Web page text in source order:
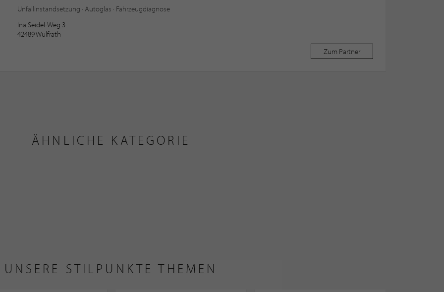
Unfallinstandsetzung · Autoglas · Fahrzeugdiagnose
Ina Seidel-Weg 3
42489 Wülfrath
Zum Partner
ÄHNLICHE KATEGORIE
UNSERE STILPUNKTE THEMEN